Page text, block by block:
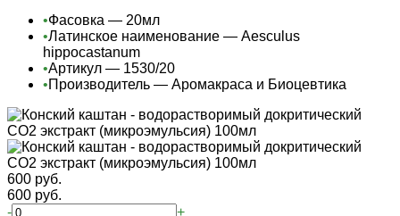
•Фасовка — 20мл
•Латинское наименование — Aesculus
hippocastanum
•Артикул — 1530/20
•Производитель — Аромакраса и Биоцевтика
600 руб.
600 руб.
-
+